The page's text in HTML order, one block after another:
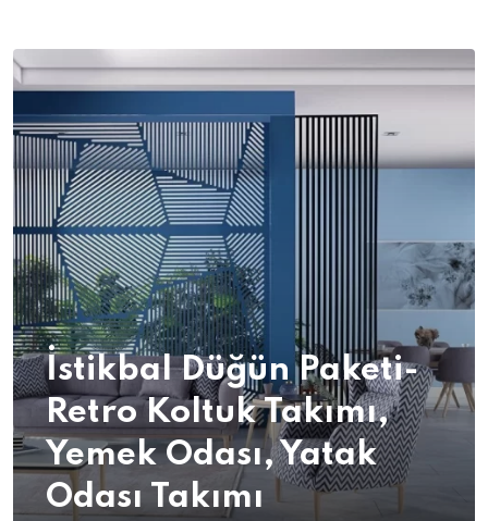
İstikbal Düğün Paketi-
Retro Koltuk Takımı,
Yemek Odası, Yatak
Odası Takımı